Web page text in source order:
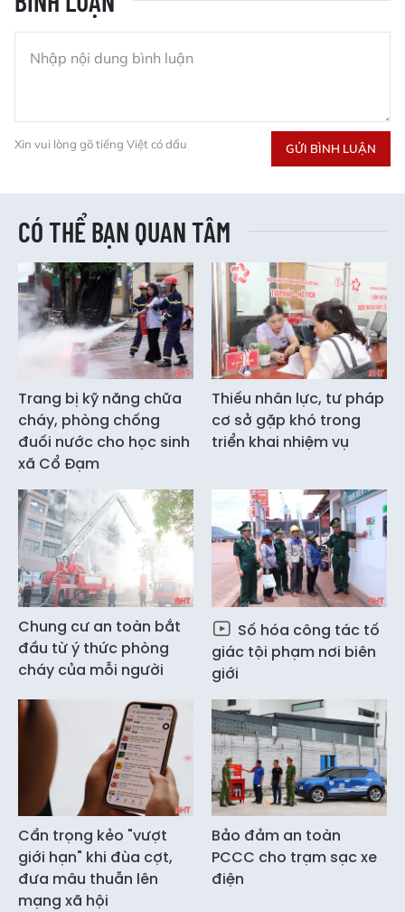
Xin vui lòng gõ tiếng Việt có dấu GỬI BÌNH LUẬN
CÓ THỂ BẠN QUAN TÂM
Trang bị kỹ năng chữa
cháy, phòng chống
đuối nước cho học sinh
xã Cổ Đạm
Thiếu nhân lực, tư pháp
cơ sở gặp khó trong
triển khai nhiệm vụ
Chung cư an toàn bắt
đầu từ ý thức phòng
cháy của mỗi người
Số hóa công tác tố
giác tội phạm nơi biên
giới
Cẩn trọng kẻo "vượt
giới hạn" khi đùa cợt,
đưa mâu thuẫn lên
mạng xã hội
Bảo đảm an toàn
PCCC cho trạm sạc xe
điện